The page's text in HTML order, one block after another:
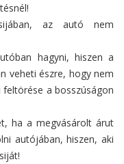
az autó nem
hagyni, hiszen a
veheti észre, hogy nem
a bosszúságon
ha a megvásárolt árut
autójában, hiszen, aki